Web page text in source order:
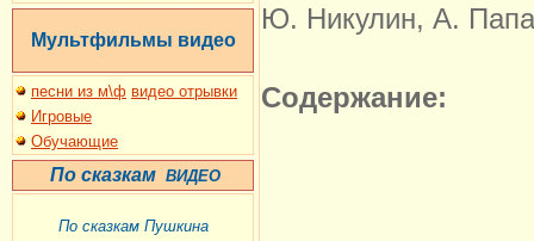
Мультфильмы видео
песни из м\ф видео отрывки
Игровые
Обучающие
По сказкам ВИДЕО
По сказкам Пушкина
Ю. Никулин, А.
Содержание: